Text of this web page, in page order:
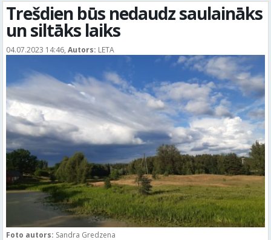
Sludinājumi
Reklāmraksti
Trešdien būs nedaudz saulaināks
un siltāks laiks
04.07.2023 14:46, Autors: LETA
Foto autors: Sandra Gredzena